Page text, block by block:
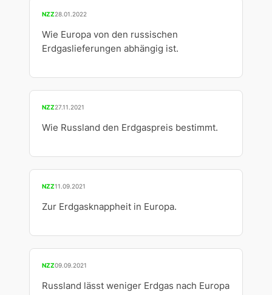
NZZ28.01.2022
Wie Europa von den russischen
Erdgaslieferungen abhängig ist.
NZZ27.11.2021
Wie Russland den Erdgaspreis bestimmt.
NZZ11.09.2021
Zur Erdgasknappheit in Europa.
NZZ09.09.2021
Russland lässt weniger Erdgas nach Europa